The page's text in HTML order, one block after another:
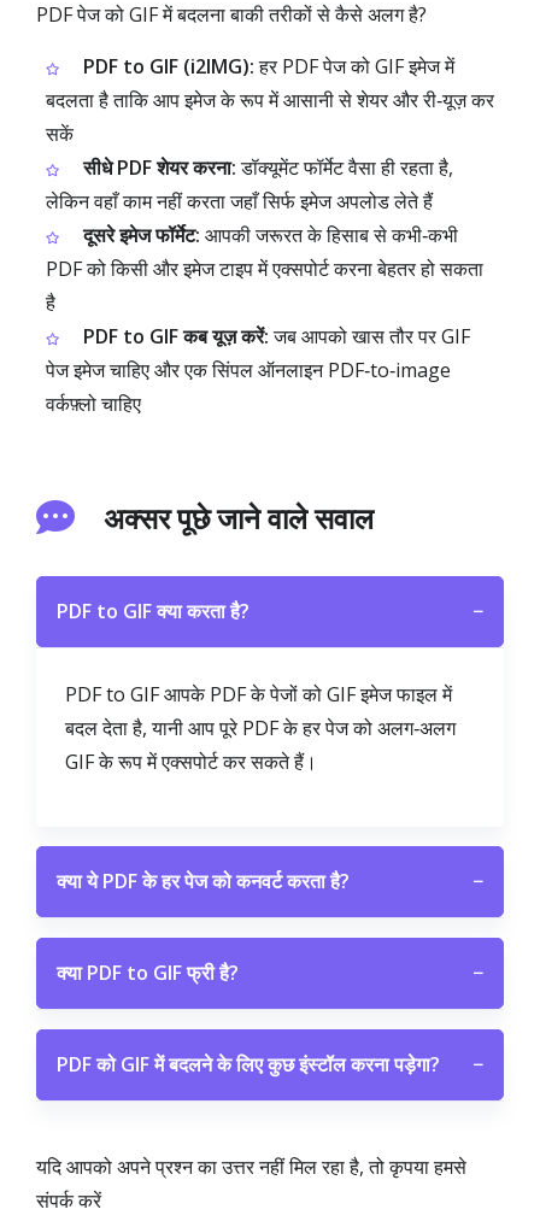
PDF पेज को GIF में बदलना बाकी तरीकों से कैसे अलग है?
PDF to GIF (i2IMG):हर PDF पेज को GIF इमेज में
बदलता है ताकि आप इमेज के रूप में आसानी से शेयर और री‑यूज़ कर
सकें
सीधे PDF शेयर करना:डॉक्यूमेंट फॉर्मेट वैसा ही रहता है,
लेकिन वहाँ काम नहीं करता जहाँ सिर्फ इमेज अपलोड लेते हैं
दूसरे इमेज फॉर्मेट: आपकी जरूरत के हिसाब से कभी‑कभी
PDF को किसी और इमेज टाइप में एक्सपोर्ट करना बेहतर हो सकता
है
PDF to GIF कब यूज़ करें:जब आपको खास तौर पर GIF
पेज इमेज चाहिए और एक सिंपल ऑनलाइन PDF‑to‑image
वर्कफ़्लो चाहिए
अक्सर पूछे जाने वाले सवाल
PDF to GIF क्या करता है? −
PDF to GIF आपके PDF के पेजों को GIF इमेज फाइल में
बदल देता है, यानी आप पूरे PDF के हर पेज को अलग‑अलग
GIF के रूप में एक्सपोर्ट कर सकते हैं।
क्या ये PDF के हर पेज को कनवर्ट करता है? −
क्या PDF to GIF फ्री है? −
PDF को GIF में बदलने के लिए कुछ इंस्टॉल करना पड़ेगा? −
यदि आपको अपने प्रश्न का उत्तर नहीं मिल रहा है, तो कृपया हमसे
संपर्क करें